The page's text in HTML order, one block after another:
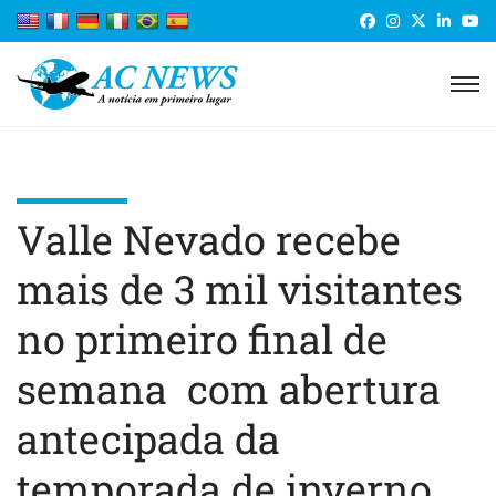
Valle Nevado recebe
mais de 3 mil visitantes
no primeiro final de
semana com abertura
antecipada da